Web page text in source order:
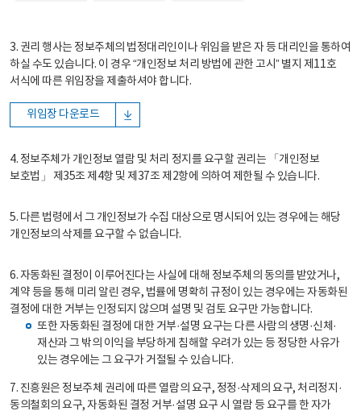
3. 권리 행사는 정보주체의 법정대리인이나 위임을 받은 자 등 대리인을 통하여
하실 수도 있습니다. 이 경우 “개인정보 처리 방법에 관한 고시” 별지 제11호
서식에 따른 위임장을 제출하셔야 합니다.
위임장 다운로드
4. 정보주체가 개인정보 열람 및 처리 정지를 요구할 권리는 「개인정보
보호법」 제35조 제4항 및 제37조 제2항에 의하여 제한될 수 있습니다.
5. 다른 법령에서 그 개인정보가 수집 대상으로 명시되어 있는 경우에는 해당
개인정보의 삭제를 요구할 수 없습니다.
6. 자동화된 결정이 이루어진다는 사실에 대해 정보주체의 동의를 받았거나,
계약 등을 통해 미리 알린 경우, 법률에 명확히 규정이 있는 경우에는 자동화된
결정에 대한 거부는 인정되지 않으며 설명 및 검토 요구만 가능합니다.
또한 자동화된 결정에 대한 거부·설명 요구는 다른 사람의 생명·신체·
재산과 그 밖의 이익을 부당하게 침해할 우려가 있는 등 정당한 사유가
있는 경우에는 그 요구가 거절될 수 있습니다.
7. 진흥원은 정보주체 권리에 따른 열람의 요구, 정정·삭제의 요구, 처리정지·
동의철회의 요구, 자동화된 결정 거부·설명 요구 시 열람 등 요구를 한 자가